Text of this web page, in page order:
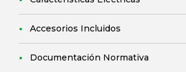
Accesorios Incluidos
Documentación Normativa